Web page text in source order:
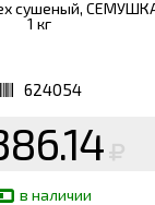
сушеный,
1 кг
624054
в наличии